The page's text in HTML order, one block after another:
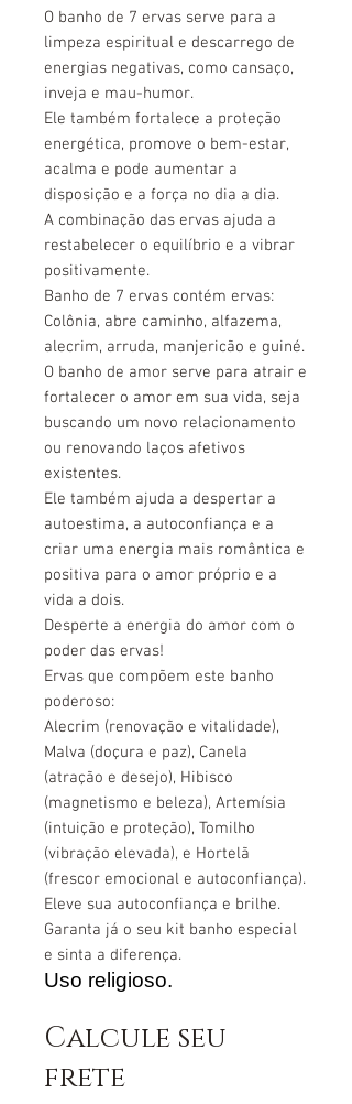
O banho de 7 ervas serve para a
limpeza espiritual e descarrego de
energias negativas, como cansaço,
inveja e mau-humor.
Ele também fortalece a proteção
energética, promove o bem-estar,
acalma e pode aumentar a
disposição e a força no dia a dia.
A combinação das ervas ajuda a
restabelecer o equilíbrio e a vibrar
positivamente.
Banho de 7 ervas contém ervas:
Colônia, abre caminho, alfazema,
alecrim, arruda, manjericão e guiné.
O banho de amor serve para atrair e
fortalecer o amor em sua vida, seja
buscando um novo relacionamento
ou renovando laços afetivos
existentes.
Ele também ajuda a despertar a
autoestima, a autoconfiança e a
criar uma energia mais romântica e
positiva para o amor próprio e a
vida a dois.
Desperte a energia do amor com o
poder das ervas!
Ervas que compõem este banho
poderoso:
Alecrim (renovação e vitalidade),
Malva (doçura e paz), Canela
(atração e desejo), Hibisco
(magnetismo e beleza), Artemísia
(intuição e proteção), Tomilho
(vibração elevada), e Hortelã
(frescor emocional e autoconfiança).
Eleve sua autoconfiança e brilhe.
Garanta já o seu kit banho especial
e sinta a diferença.
Uso religioso.
Calcule seu
frete